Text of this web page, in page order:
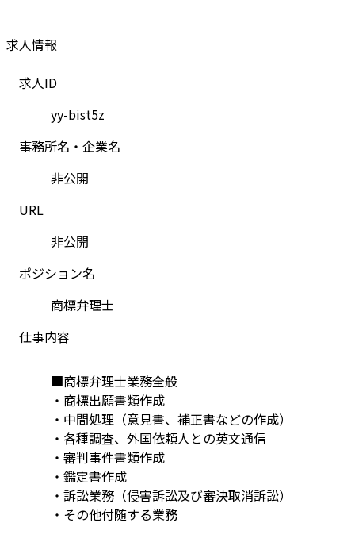
求人情報
求人ID
yy-bist5z
事務所名・企業名
非公開
URL
非公開
ポジション名
商標弁理士
仕事内容
■商標弁理士業務全般
・商標出願書類作成
・中間処理（意見書、補正書などの作成）
・各種調査、外国依頼人との英文通信
・審判事件書類作成
・鑑定書作成
・訴訟業務（侵害訴訟及び審決取消訴訟）
・その他付随する業務